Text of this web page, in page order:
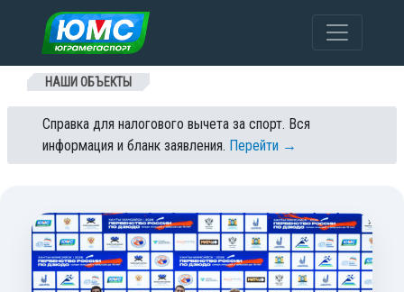
Перейти к содержанию
НАШИ ОБЪЕКТЫ
Справка для налогового вычета за спорт. Вся
информация и бланк заявления. Перейти →